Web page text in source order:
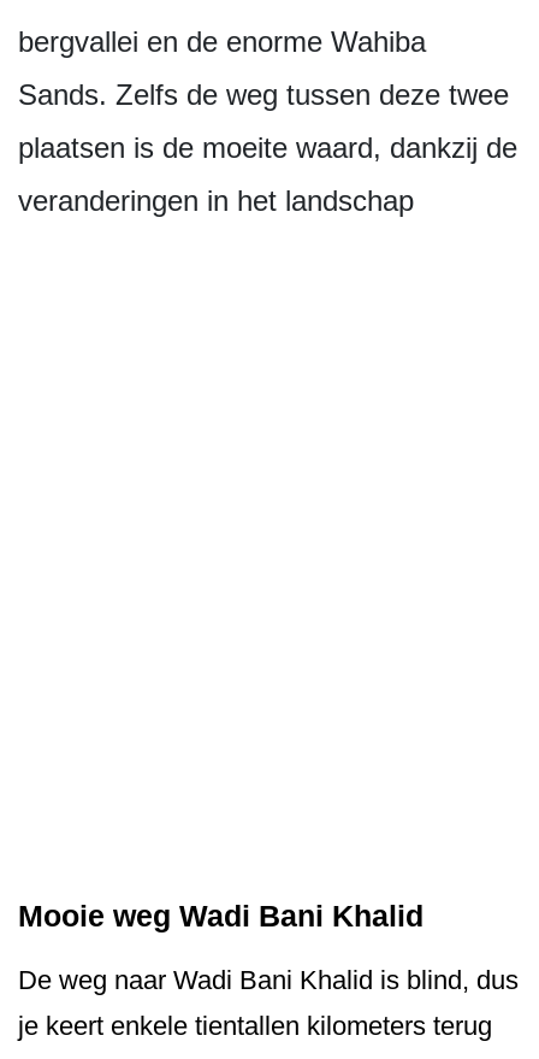
bergvallei en de enorme Wahiba
Sands. Zelfs de weg tussen deze twee
plaatsen is de moeite waard, dankzij de
veranderingen in het landschap
Mooie weg Wadi Bani Khalid
De weg naar Wadi Bani Khalid is blind, dus
je keert enkele tientallen kilometers terug